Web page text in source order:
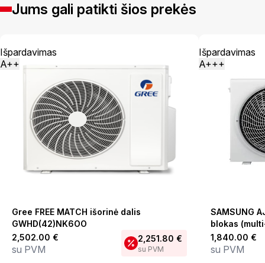
Jums gali patikti šios prekės
Išpardavimas
A++
Gree FREE MATCH išorinė dalis
GWHD(42)NK6OO
2,502.00 €
su PVM
2,251.80 €
su PVM
Išpardavimas
A+++
SAMSUNG
blokas
1,840.00 €
su PVM